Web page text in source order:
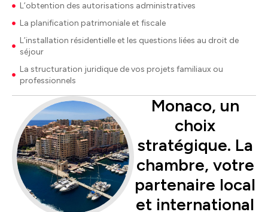
L’obtention des autorisations administratives
La planification patrimoniale et fiscale
L’installation résidentielle et les questions liées au droit de
séjour
La structuration juridique de vos projets familiaux ou
professionnels
Monaco, un
choix
stratégique. La
chambre, votre
partenaire local
et international